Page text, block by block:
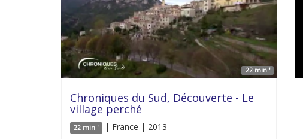
22 min '
Chroniques du Sud, Découverte - Le
village perché
22 min ' | France | 2013